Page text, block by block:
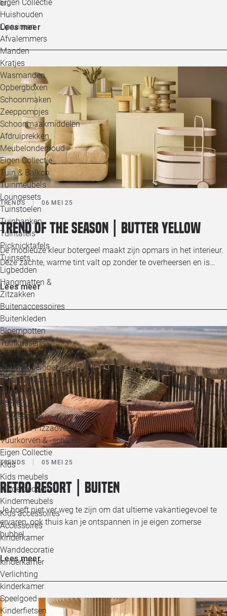
Eigen Collectie
Huishouden
Opruimen
Afvalemmers
Manden
Kratjes
Wasmanden
Opbergboxen
Schoonmaken
Zeeppompjes
Schoonmaakmiddelen
Afdruiprekken
Meubelonderhoud
Eigen Collectie
Tuin & Balkon
Tuinmeubels
Loungesets
Tuinstoelen
Tuinbanken
Tuintafels
Picknicktafels
Tuinsets
Ligbedden
Hangmatten &
Zitzakken
Buitenaccessoires
Buitenkleden
Bloempotten
Tuinkussens
Parasols
Tuinmeubelhoezen
Buitenverlichting
Buiten koken
Barbecues &
Accessoires
Buiten- & Pizzaovens
Vuurkorven & -schalen
Eigen Collectie
Kids
Kids meubels
Kinderbedden
Kindermeubels
Kids accessoires
Accessoires
kinderkamer
Wanddecoratie
kinderkamer
Verlichting
kinderkamer
Speelgoed
Kinderfietsen
er…
Lees meer
TRENDS 06 MEI 25
Trend of the season | Butter yellow
De modieuze kleur botergeel maakt zijn opmars in het interieur.
Deze zachte, warme tint valt op zonder te overheersen en is…
Lees meer
TRENDS 05 MEI 25
Retro resort | Buiten
Je hoeft niet ver weg te zijn om dat ultieme vakantiegevoel te
ervaren, ook thuis kan je ontspannen in je eigen zomerse
bubbel.…
Lees meer